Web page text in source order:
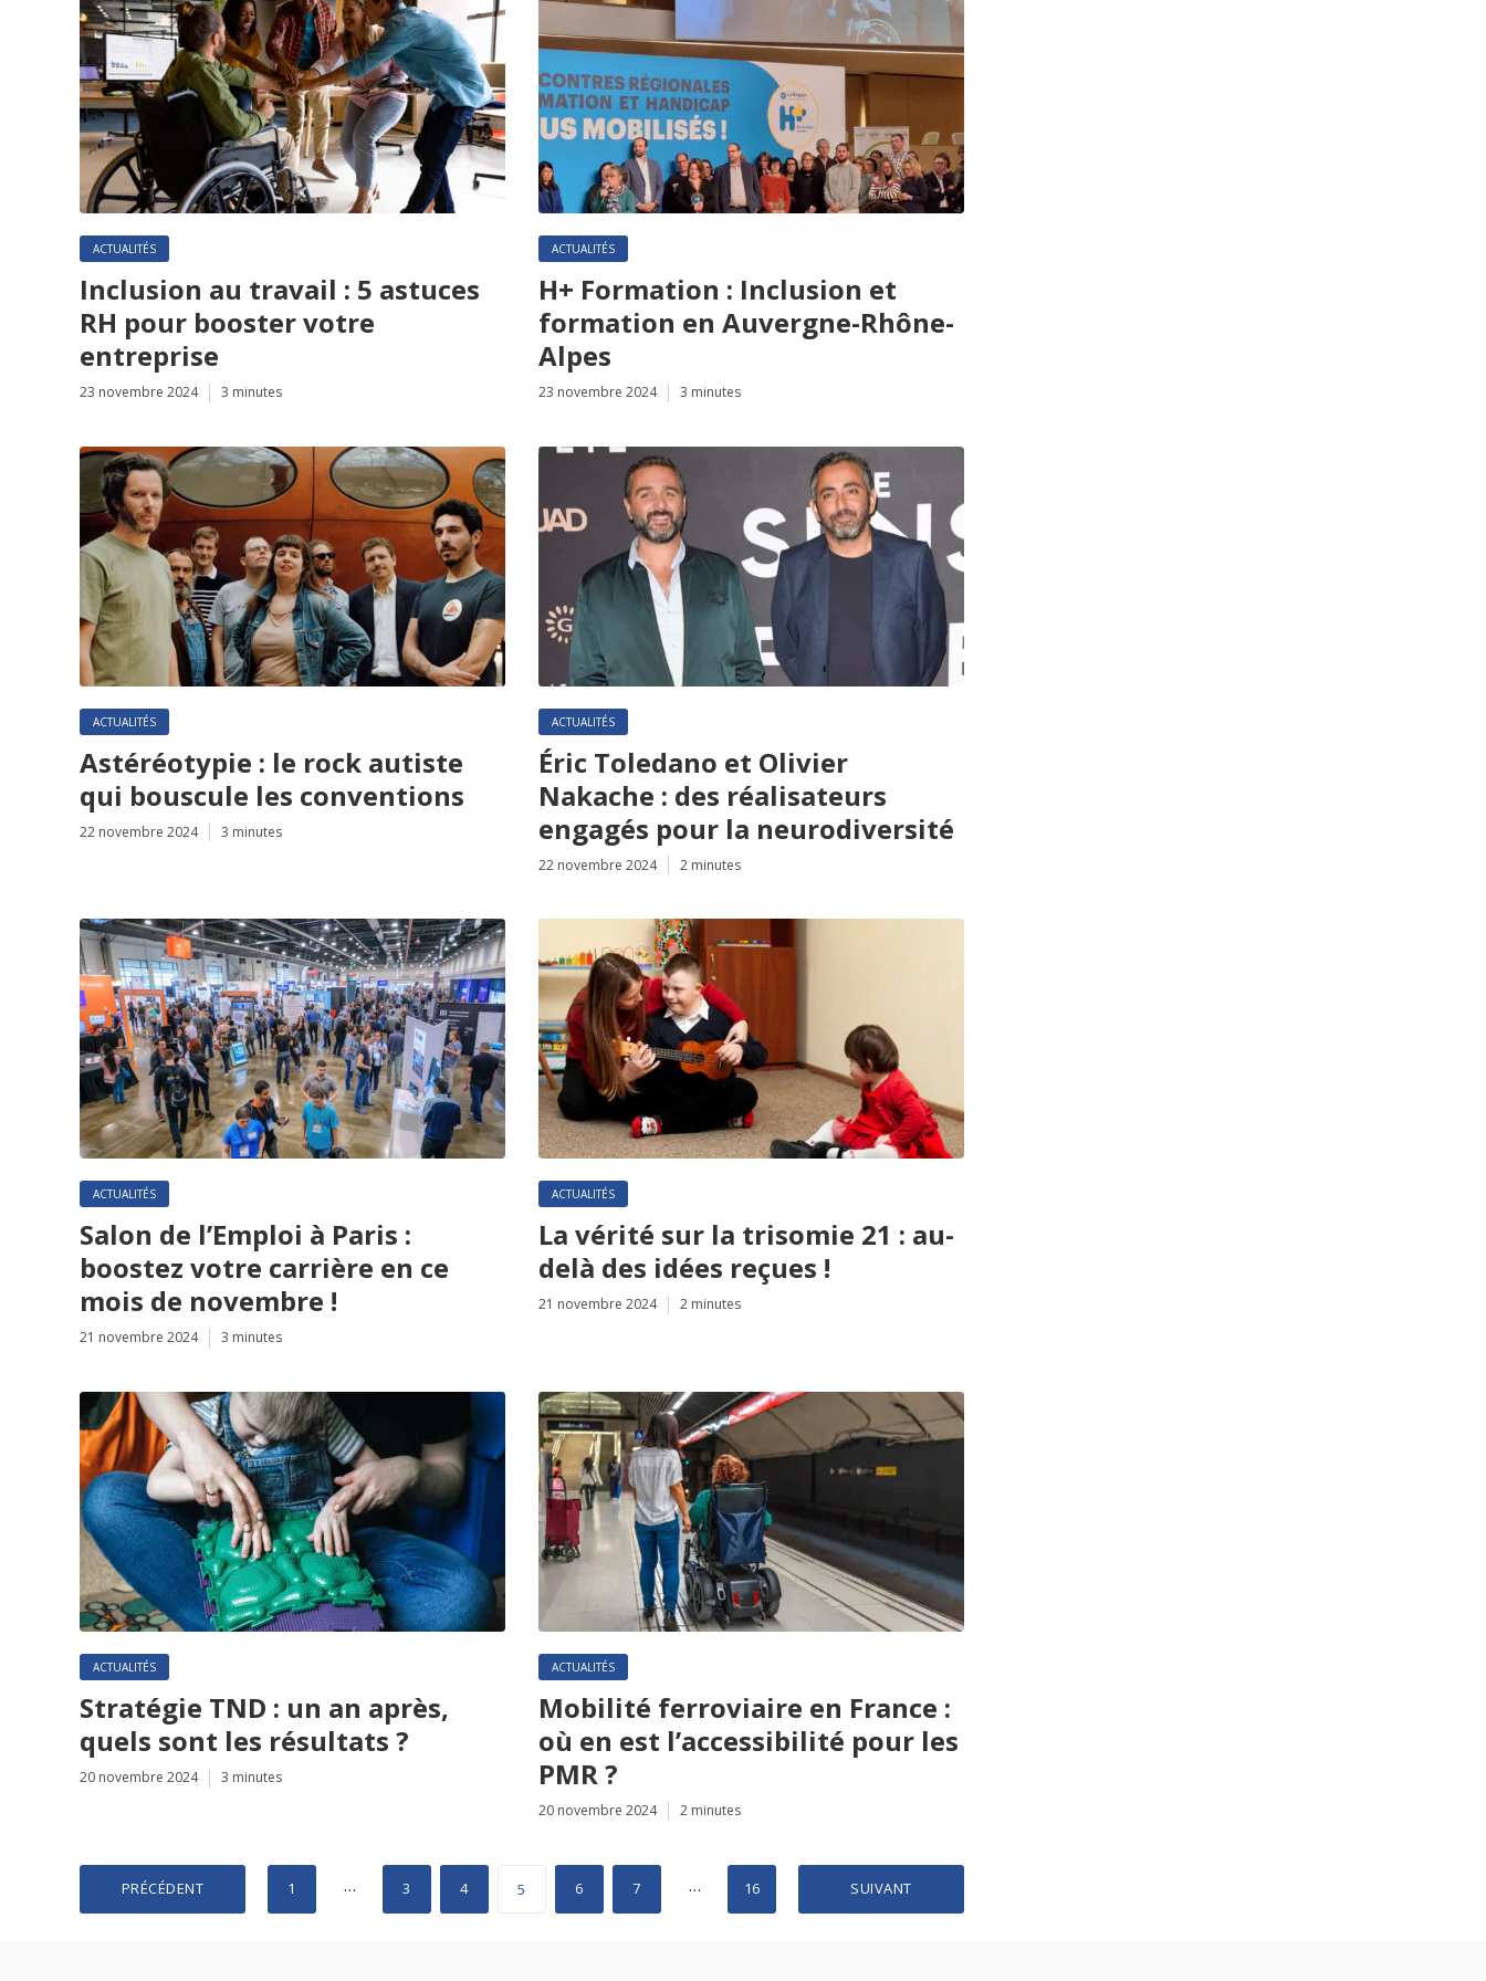
ACTUALITÉS
Inclusion au travail : 5 astuces
RH pour booster votre
entreprise
23 novembre 2024 3 minutes
ACTUALITÉS
H+ Formation : Inclusion et
formation en Auvergne-Rhône-
Alpes
23 novembre 2024 3 minutes
ACTUALITÉS
Astéréotypie : le rock autiste
qui bouscule les conventions
22 novembre 2024 3 minutes
ACTUALITÉS
Éric Toledano et Olivier
Nakache : des réalisateurs
engagés pour la neurodiversité
22 novembre 2024 2 minutes
ACTUALITÉS
Salon de l’Emploi à Paris :
boostez votre carrière en ce
mois de novembre !
21 novembre 2024 3 minutes
ACTUALITÉS
La vérité sur la trisomie 21 : au-
delà des idées reçues !
21 novembre 2024 2 minutes
ACTUALITÉS
Stratégie TND : un an après,
quels sont les résultats ?
20 novembre 2024 3 minutes
ACTUALITÉS
Mobilité ferroviaire en France :
où en est l’accessibilité pour les
PMR ?
20 novembre 2024 2 minutes
Pagination
PRÉCÉDENT 1 … 3 4 5 6 7 … 16 SUIVANT